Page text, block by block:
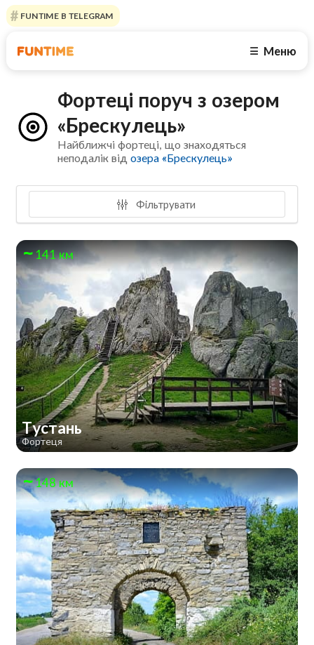
FUNTIME В TELEGRAM
☰ Меню
Фортеці поруч з озером
«Брескулeць»
Найближчі фортеці, що знаходяться
неподалік відозера «Брескулeць»
Фільтрувати
141 км
Тустань
Фортеця
148 км